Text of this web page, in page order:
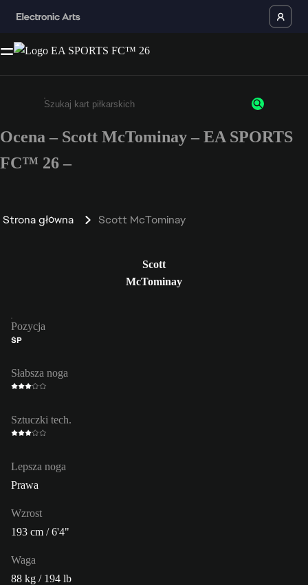
Wpisz co najmniej 3 znaki lub cyfry.
Ocena – Scott McTominay – EA SPORTS
FC™ 26 –
Strona główna Scott McTominay
Scott
McTominay
Pozycja
ŚP
Słabsza noga
Sztuczki tech.
Lepsza noga
Prawa
Wzrost
193 cm / 6'4"
Waga
88 kg / 194 lb